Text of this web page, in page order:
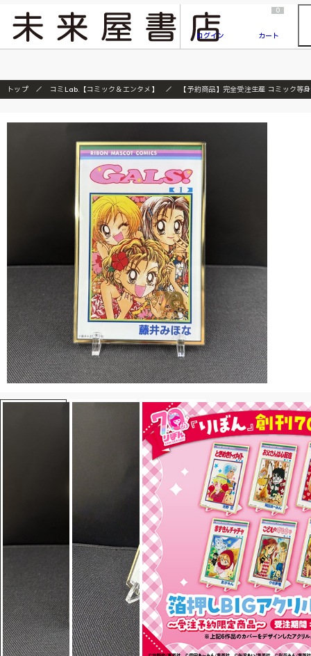
『ONE PIECE magazine 021 ONE PIECEカード付き同梱版』発売延期のご案内
ログイン
0
カート
トップ コミLab.【コミック＆エンタメ】 【予約商品】完全受注生産 コミック